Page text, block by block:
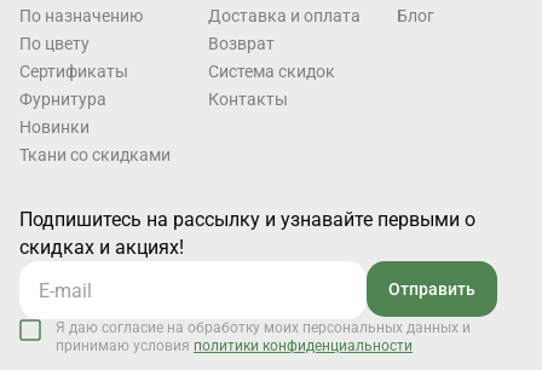
По назначению
По цвету
Cертификаты
Фурнитура
Новинки
Ткани со скидками
Доставка и оплата
Возврат
Система скидок
Контакты
Блог
Подпишитесь на рассылку и узнавайте первыми о
скидках и акциях!
Отправить
Я даю согласие на обработку моих персональных данных и
принимаю условия политики конфиденциальности